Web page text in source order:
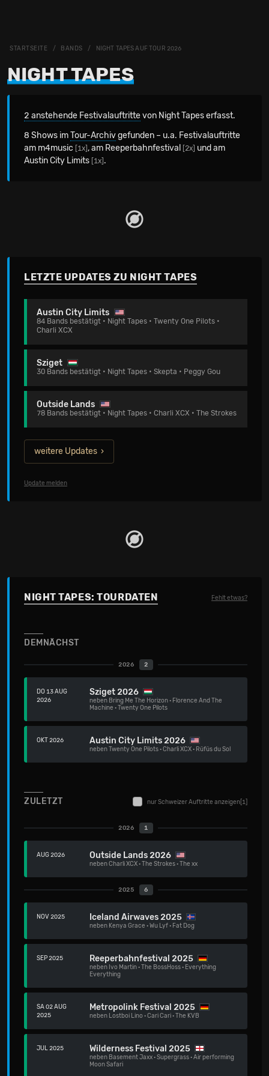
STARTSEITE BANDS NIGHT TAPES AUF TOUR 2026
NIGHT TAPES
2 anstehende Festivalauftrittevon Night Tapes erfasst.
8 Shows imTour-Archivgefunden – u.a. Festivalauftritte
am m4music
[1x] , am Reeperbahnfestival [2x] und am
Austin City Limits [1x] .
LETZTE UPDATES ZU NIGHT TAPES
Austin City Limits
84 Bands bestätigt • Night Tapes • Twenty One Pilots •
Charli XCX
Sziget
30 Bands bestätigt • Night Tapes • Skepta • Peggy Gou
Outside Lands
78 Bands bestätigt • Night Tapes • Charli XCX • The Strokes
weitere Updates
Update melden
NIGHT TAPES: TOURDATEN Fehlt etwas?
DEMNÄCHST
2026 2
DO 13 AUG
2026
Sziget 2026
neben Bring Me The Horizon· Florence And The
Machine ·Twenty One Pilots
OKT 2026 Austin City Limits 2026
nebenTwenty One Pilots·Charli XCX· Rüfüs du Sol
ZULETZT nur Schweizer Auftritte anzeigen [1]
2026 1
AUG 2026 Outside Lands 2026
nebenCharli XCX·The Strokes·The xx
2025 6
NOV 2025 Iceland Airwaves 2025
neben Kenya Grace ·Wu Lyf· Fat Dog
SEP 2025 Reeperbahnfestival 2025
neben Ivo Martin·The BossHoss· Everything
Everything
SA 02 AUG
2025
Metropolink Festival 2025
neben Lostboi Lino ·Cari Cari·The KVB
JUL 2025 Wilderness Festival 2025
neben Basement Jaxx·Supergrass·Air performing
Moon Safari